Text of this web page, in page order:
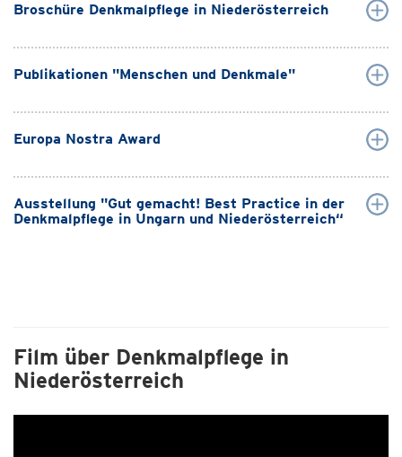
Broschüre Denkmalpflege in Niederösterreich
Publikationen "Menschen und Denkmale"
Europa Nostra Award
Ausstellung "Gut gemacht! Best Practice in der
Denkmalpflege in Ungarn und Niederösterreich“
Film über Denkmalpflege in
Niederösterreich